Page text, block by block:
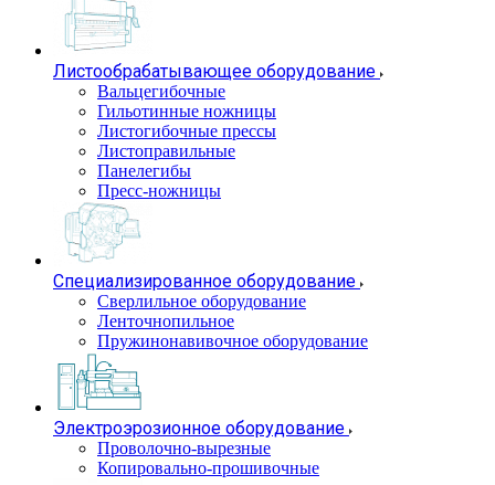
Листообрабатывающее оборудование
Вальцегибочные
Гильотинные ножницы
Листогибочные прессы
Листоправильные
Панелегибы
Пресс-ножницы
Специализированное оборудование
Сверлильное оборудование
Ленточнопильное
Пружинонавивочное оборудование
Электроэрозионное оборудование
Проволочно-вырезные
Копировально-прошивочные